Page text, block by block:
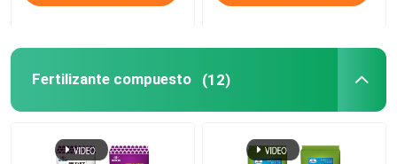
Fertilizante compuesto (12)